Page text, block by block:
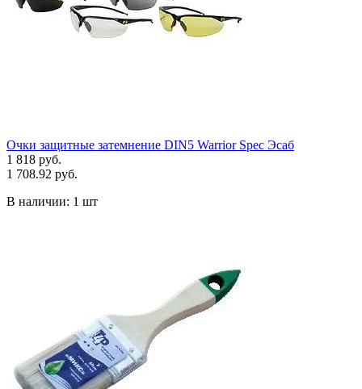
Очки защитные затемнение DIN5 Warrior Spec Эсаб
1 818 руб.
1 708.92 руб.
В наличии: 1 шт